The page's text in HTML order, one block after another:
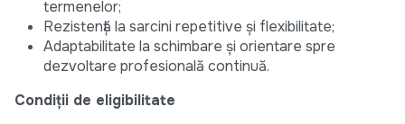
termenelor;
Rezistență la sarcini repetitive și flexibilitate;
Adaptabilitate la schimbare și orientare spre
dezvoltare profesională continuă.
Condiții de eligibilitate